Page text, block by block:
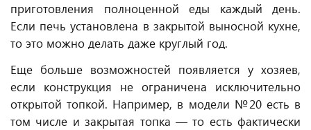
приготовления полноценной еды каждый день.
Если печь установлена в закрытой выносной кухне,
то это можно делать даже круглый год.
Еще больше возможностей появляется у хозяев,
если конструкция не ограничена исключительно
открытой топкой. Например, в модели №20 есть в
том числе и закрытая топка — то есть фактически